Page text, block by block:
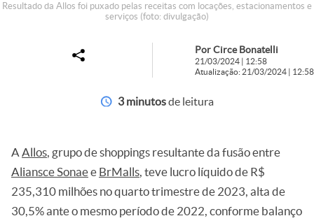
Resultado da Allos foi puxado pelas receitas com locações, estacionamentos e
serviços (foto: divulgação)
Por Circe Bonatelli
21/03/2024 | 12:58
Atualização: 21/03/2024 | 12:58
3 minutosde leitura
A Allos, grupo de shoppings resultante da fusão entre
Aliansce Sonaee BrMalls, teve lucro líquido de R$
235,310 milhões no quarto trimestre de 2023, alta de
30,5% ante o mesmo período de 2022, conforme balanço